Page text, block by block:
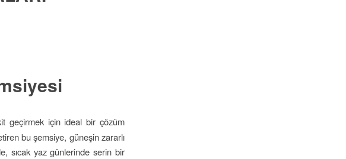
geçirmek için ideal bir çözüm
bu şemsiye, güneşin zararlı
sıcak yaz günlerinde serin bir